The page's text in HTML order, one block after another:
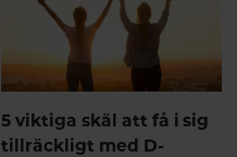
5 viktiga skäl att få i sig
tillräckligt med D-